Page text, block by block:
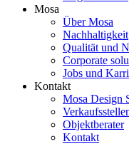
Mosa
Über Mosa
Nachhaltigkeit
Qualität und
Corporate
Jobs und
Kontakt
Mosa Design
Objektberater
Kontakt